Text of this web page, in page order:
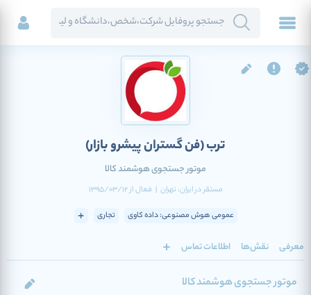
ترب(فن گستران پیشرو بازار)
موتور جستجوی هوشمند کالا
مستقر درایران، تهران | فعالاز1395/03/12
عمومی هوش مصنوعی: داده کاوی تجاری
معرفی نقش‌ها اطلاعات تماس
موتور جستجوی هوشمند کالا